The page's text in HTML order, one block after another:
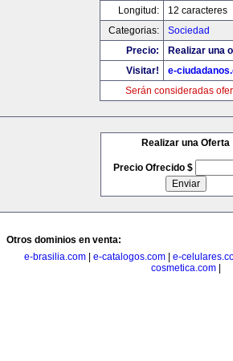
Longitud:
12 caracteres
Categorias:
Sociedad
Precio:
Realizar una
Visitar!
e-
Serán consideradas
Realizar una Oferta
Precio Ofrecido $
Otros dominios en venta:
e-brasilia.com
e-catalogos.com
e-
cosmetica.com|